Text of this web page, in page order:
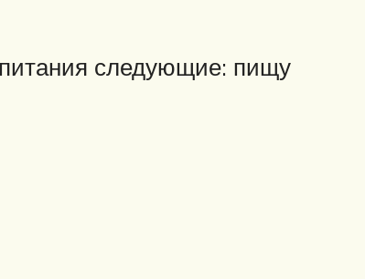
следующие: пищу